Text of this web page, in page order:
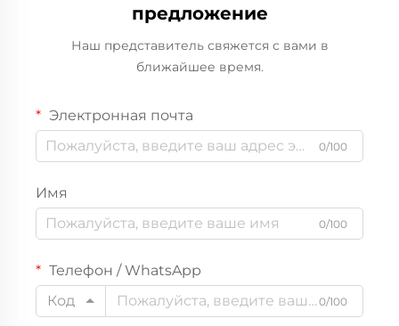
предложение
Наш представитель свяжется с вами в
ближайшее время.
Электронная почта
0/100
Имя
0/100
Телефон / WhatsApp
Код
0/100